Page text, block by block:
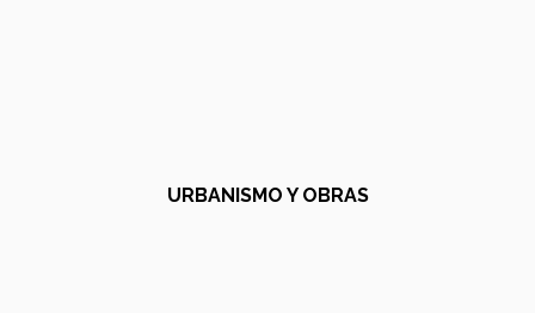
URBANISMO Y OBRAS